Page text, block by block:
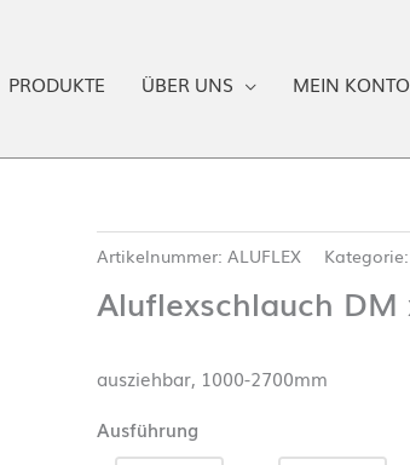
PRODUKTE ÜBER UNS MEIN KONTO
Artikelnummer:ALUFLEX Kategorie:
Aluflexschlauch DM
ausziehbar, 1000-2700mm
Ausführung